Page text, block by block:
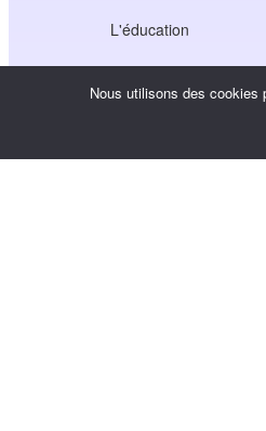
L'éducation
Nous utilisons des cookies